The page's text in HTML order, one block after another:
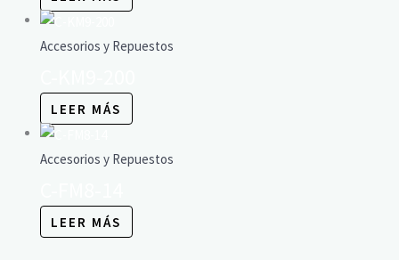
Accesorios y Repuestos
LEER MÁS
Accesorios y Repuestos
LEER MÁS